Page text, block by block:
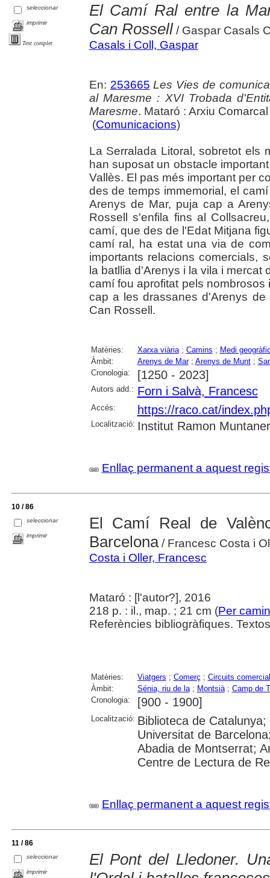
seleccionar
imprimir
Text complet
El Camí Ral entre la
Can Rossell/ Gaspar Casals
Casals i Coll, Gaspar
En: 253665 Les Vies de
al Maresme : XVI Trobada
Maresme. Mataró : Arxiu
(Comunicacions)
La Serralada Litoral, sobretot els
han suposat un obstacle
Vallès. El pas més important per
des de temps immemorial, el
Arenys de Mar, puja cap a
Rossell s'enfila fins al
camí, que des de l'Edat Mitjana
camí ral, ha estat una via de
importants relacions comercials,
la batllia d'Arenys i la vila i mercat
camí fou aprofitat pels
cap a les drassanes d'Arenys
Can Rossell.
Matèries: Xarxa viària; Camins ; Medi
Àmbit:
Arenys de Mar; Arenys de Munt;
Cronologia:
[1250 - 2023]
Autors add.: Forn i Salvà, Francesc
Accés: https://raco.cat/
Localització: Institut Ramon
Enllaç permanent a aquest
10 / 86
seleccionar
imprimir
El Camí Real de
Barcelona/ Francesc Costa i
Costa i Oller, Francesc
Mataró : [l'autor?], 2016
218 p. : il., map. ; 21 cm (Per
Referències bibliogràfiques.
Matèries: Viatgers ; Comerç ; Circuits
Àmbit:
Sénia, riu de la; Montsià; Camp de
Cronologia:
[900 - 1900]
Localització: Biblioteca de
Universitat de
Abadia de Montserrat;
Centre de Lectura de
Enllaç permanent a aquest
11 / 86
seleccionar
imprimir
El Pont del Lledoner.